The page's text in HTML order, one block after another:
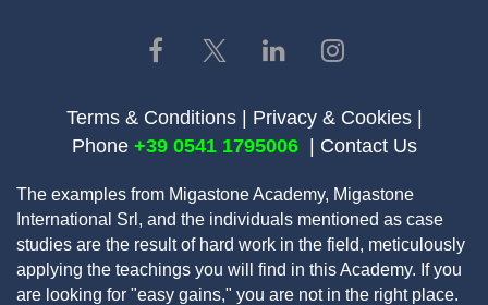
Terms & Conditions | Privacy & Cookies|
Phone +39 0541 1795006‬ | Contact Us
The examples from Migastone Academy, Migastone
International Srl, and the individuals mentioned as case
studies are the result of hard work in the field, meticulously
applying the teachings you will find in this Academy. If you
are looking for "easy gains," you are not in the right place.